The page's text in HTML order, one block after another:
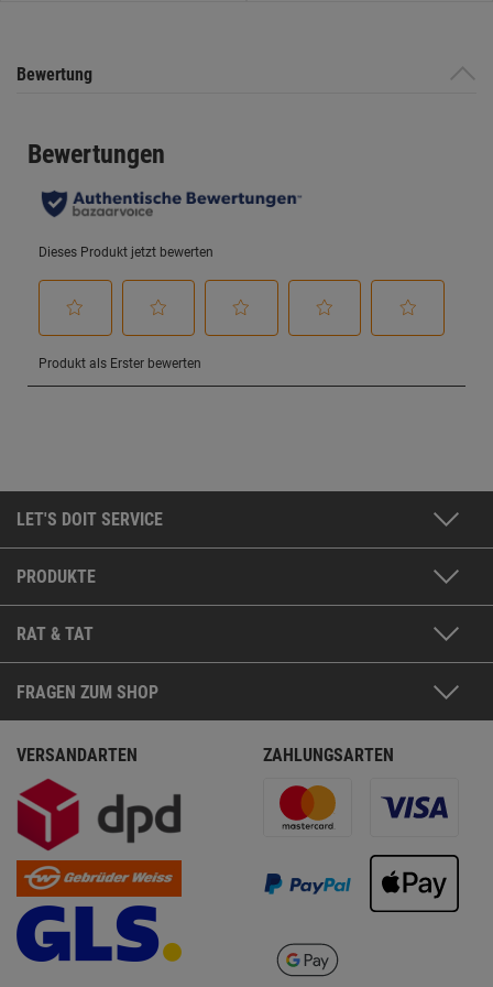
Bewertung
LET'S DOIT SERVICE
PRODUKTE
RAT & TAT
FRAGEN ZUM SHOP
VERSANDARTEN ZAHLUNGSARTEN